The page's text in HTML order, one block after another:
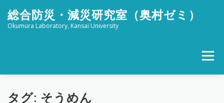
キ
総合防災・減災研究室（奥村ゼミ）
Okumura Laboratory, Kansai University
メニュー
ホーム メンバー
タグ: そうめん